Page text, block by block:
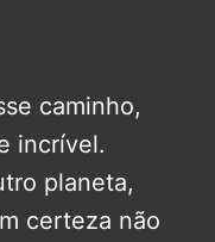
caminho,
incrível.
planeta,
certeza não